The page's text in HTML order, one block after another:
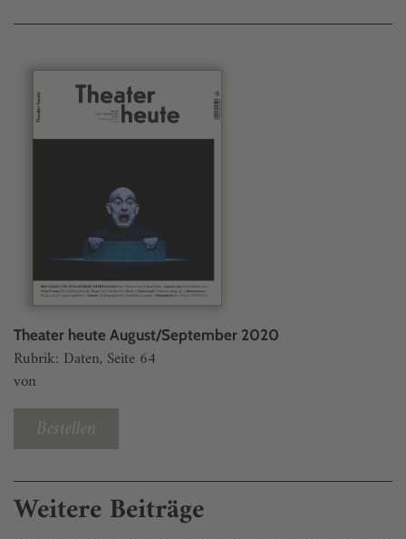
Theater heute August/September 2020
Rubrik: Daten, Seite 64
von
Bestellen
Weitere Beiträge